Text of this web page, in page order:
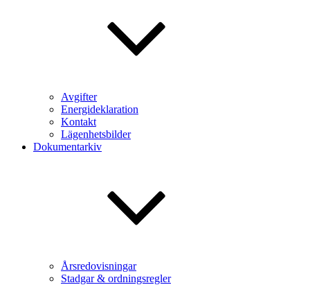
Avgifter
Energideklaration
Kontakt
Lägenhetsbilder
Dokumentarkiv
Årsredovisningar
Stadgar & ordningsregler